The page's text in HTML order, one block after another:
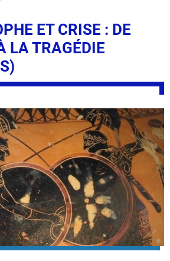
ET CRISE : DE
LA TRAGÉDIE